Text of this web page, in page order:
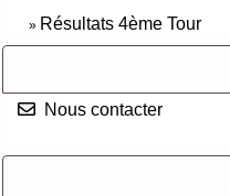
» Résultats 4ème Tour
Nous contacter